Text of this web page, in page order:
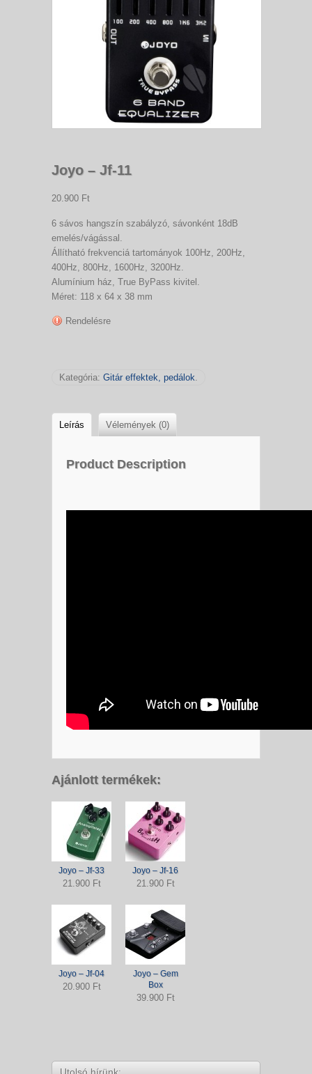
Joyo – Jf-11
20.900 Ft
6 sávos hangszín szabályzó, sávonként 18dB
emelés/vágással.
Állítható frekvenciá tartományok 100Hz, 200Hz,
400Hz, 800Hz, 1600Hz, 3200Hz.
Alumínium ház, True ByPass kivitel.
Méret: 118 x 64 x 38 mm
Rendelésre
Kategória: Gitár effektek, pedálok.
Leírás Vélemények (0)
Product Description
Ajánlott termékek:
Joyo – Jf-33
21.900 Ft
Joyo – Jf-16
21.900 Ft
Joyo – Jf-04
20.900 Ft
Joyo – Gem
Box
39.900 Ft
Utolsó hírünk: